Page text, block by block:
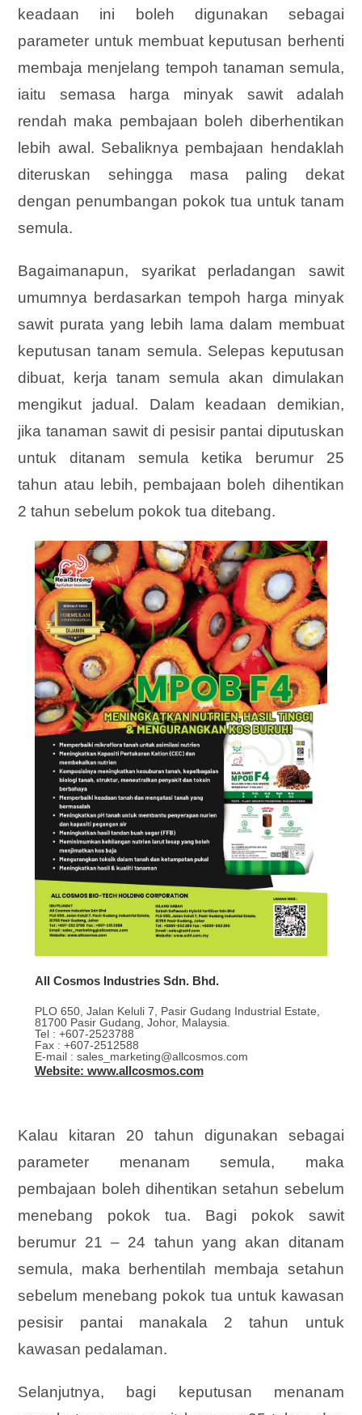
keadaan ini boleh digunakan sebagai
parameter untuk membuat keputusan berhenti
membaja menjelang tempoh tanaman semula,
iaitu semasa harga minyak sawit adalah
rendah maka pembajaan boleh diberhentikan
lebih awal. Sebaliknya pembajaan hendaklah
diteruskan sehingga masa paling dekat
dengan penumbangan pokok tua untuk tanam
semula.
Bagaimanapun, syarikat perladangan sawit
umumnya berdasarkan tempoh harga minyak
sawit purata yang lebih lama dalam membuat
keputusan tanam semula. Selepas keputusan
dibuat, kerja tanam semula akan dimulakan
mengikut jadual. Dalam keadaan demikian,
jika tanaman sawit di pesisir pantai diputuskan
untuk ditanam semula ketika berumur 25
tahun atau lebih, pembajaan boleh dihentikan
2 tahun sebelum pokok tua ditebang.
All Cosmos Industries Sdn. Bhd.
PLO 650, Jalan Keluli 7, Pasir Gudang Industrial Estate,
81700 Pasir Gudang, Johor, Malaysia.
Tel : +607-2523788
Fax : +607-2512588
E-mail : sales_marketing@allcosmos.com
Website: www.allcosmos.com
Kalau kitaran 20 tahun digunakan sebagai
parameter menanam semula, maka
pembajaan boleh dihentikan setahun sebelum
menebang pokok tua. Bagi pokok sawit
berumur 21 – 24 tahun yang akan ditanam
semula, maka berhentilah membaja setahun
sebelum menebang pokok tua untuk kawasan
pesisir pantai manakala 2 tahun untuk
kawasan pedalaman.
Selanjutnya, bagi keputusan menanam